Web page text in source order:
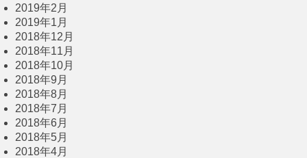
2019年2月
2019年1月
2018年12月
2018年11月
2018年10月
2018年9月
2018年8月
2018年7月
2018年6月
2018年5月
2018年4月